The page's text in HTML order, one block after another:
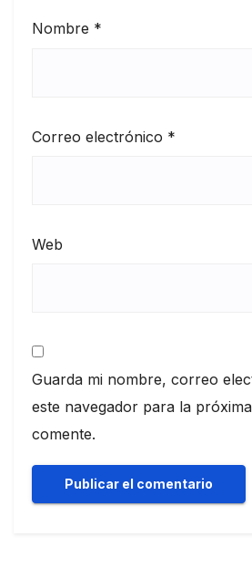
Nombre *
Correo electrónico *
Web
Guarda mi nombre, correo
este navegador para la
comente.